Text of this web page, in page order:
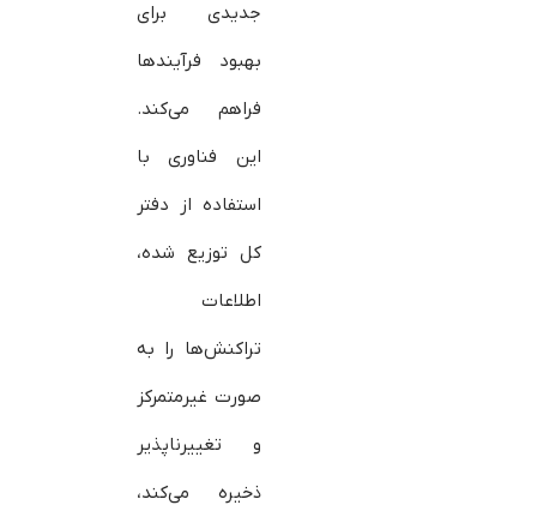
جدیدی برای
بهبود فرآیندها
فراهم می‌کند.
این فناوری با
استفاده از دفتر
کل توزیع شده،
اطلاعات
تراکنش‌ها را به
صورت غیرمتمرکز
و تغییرناپذیر
ذخیره می‌کند،